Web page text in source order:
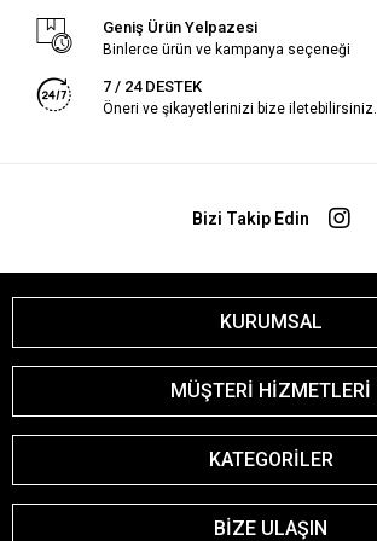
Geniş Ürün Yelpazesi
Binlerce ürün ve kampanya seçeneği
7 / 24 DESTEK
Öneri ve şikayetlerinizi bize iletebilirsiniz.
Bizi Takip Edin
KURUMSAL
MÜŞTERİ HİZMETLERİ
KATEGORİLER
BİZE ULAŞIN